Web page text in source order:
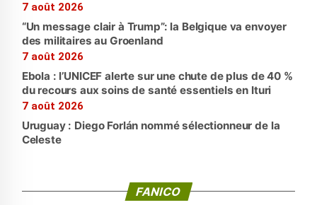
7 août 2026
“Un message clair à Trump”: la Belgique va envoyer
des militaires au Groenland
7 août 2026
Ebola : l’UNICEF alerte sur une chute de plus de 40 %
du recours aux soins de santé essentiels en Ituri
7 août 2026
Uruguay : Diego Forlán nommé sélectionneur de la
Celeste
FANICO